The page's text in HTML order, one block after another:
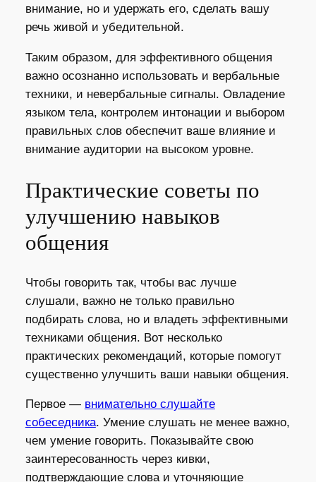
внимание, но и удержать его, сделать вашу
речь живой и убедительной.
Таким образом, для эффективного общения
важно осознанно использовать и вербальные
техники, и невербальные сигналы. Овладение
языком тела, контролем интонации и выбором
правильных слов обеспечит ваше влияние и
внимание аудитории на высоком уровне.
Практические советы по
улучшению навыков
общения
Чтобы говорить так, чтобы вас лучше
слушали, важно не только правильно
подбирать слова, но и владеть эффективными
техниками общения. Вот несколько
практических рекомендаций, которые помогут
существенно улучшить ваши навыки общения.
Первое — внимательно слушайте
собеседника. Умение слушать не менее важно,
чем умение говорить. Показывайте свою
заинтересованность через кивки,
подтверждающие слова и уточняющие